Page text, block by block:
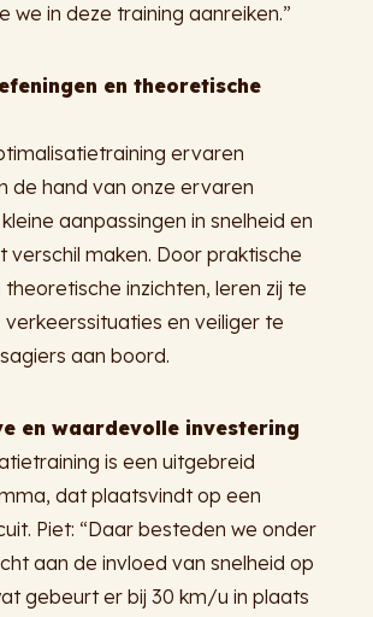
we in deze training aanreiken.”
en theoretische
ervaren
de hand van onze ervaren
aanpassingen in snelheid en
verschil maken. Door praktische
inzichten, leren zij te
en veiliger te
aan boord.
en waardevolle investering
is een uitgebreid
dat plaatsvindt op een
Piet: “Daar besteden we onder
aan de invloed van snelheid op
gebeurt er bij 30 km/u in plaats